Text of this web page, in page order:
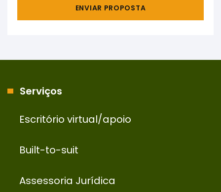
ENVIAR PROPOSTA
Serviços
Escritório virtual/apoio
Built-to-suit
Assessoria Jurídica